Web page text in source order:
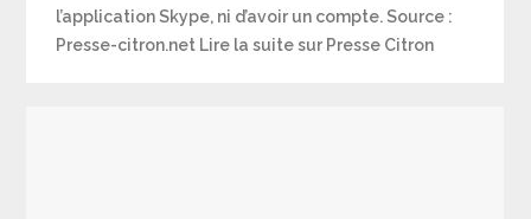
l’application Skype, ni d’avoir un compte. Source :
Presse-citron.net Lire la suite sur Presse Citron